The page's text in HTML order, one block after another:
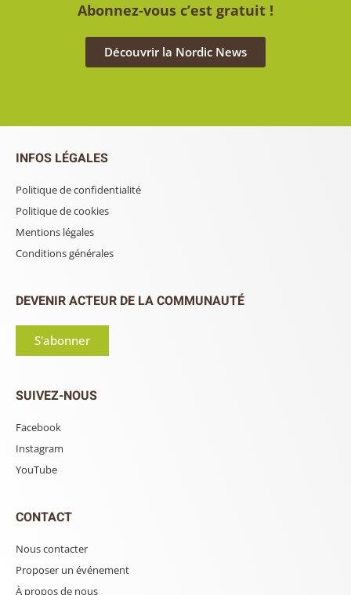
Abonnez-vous c’est gratuit !
Découvrir la Nordic News
INFOS LÉGALES
Politique de confidentialité
Politique de cookies
Mentions légales
Conditions générales
DEVENIR ACTEUR DE LA COMMUNAUTÉ
S'abonner
SUIVEZ-NOUS
Facebook
Instagram
YouTube
CONTACT
Nous contacter
Proposer un événement
À propos de nous